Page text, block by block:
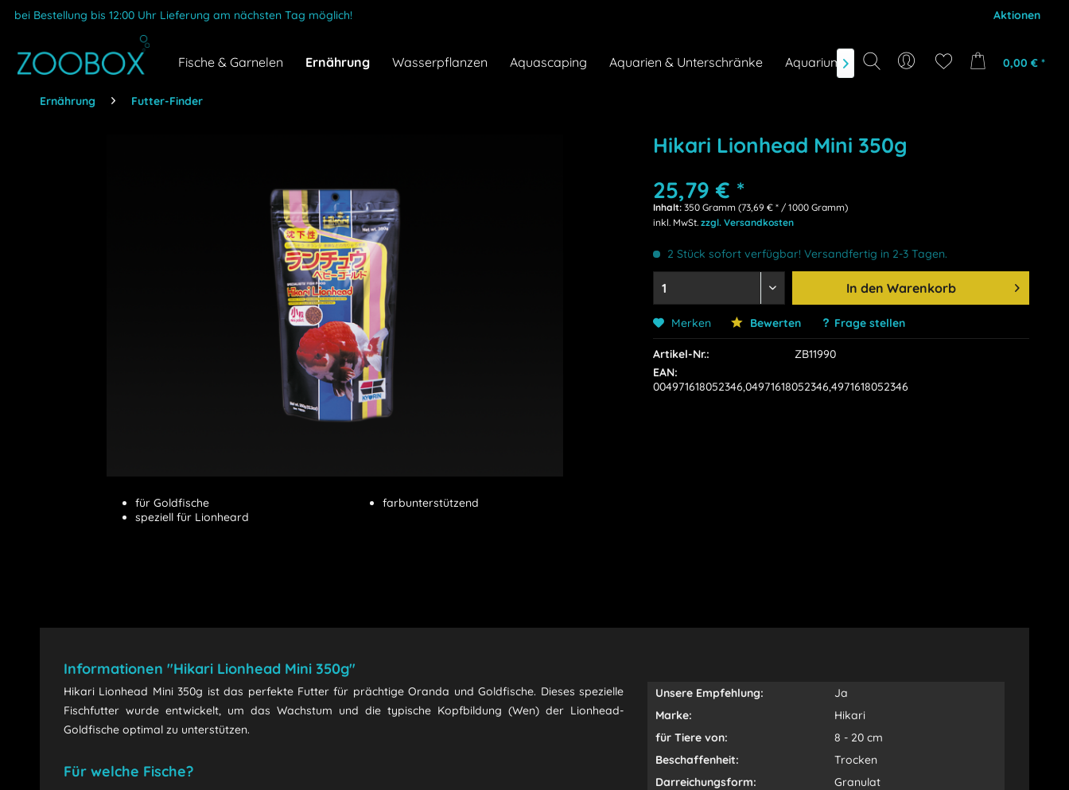
bei Bestellung bis 12:00 Uhr Lieferung am nächsten Tag möglich! Aktionen
0,00 € *
Fische & Garnelen Ernährung Wasserpflanzen Aquascaping Aquarien & Unterschränke Aquarium-Zubehör Gutscheine Marken

Ernährung Futter-Finder
für Goldfische
farbunterstützend
speziell für Lionheard
Hikari Lionhead Mini 350g
25,79 € *
Inhalt:350 Gramm (73,69 € * / 1000 Gramm)
inkl. MwSt.zzgl. Versandkosten
2 Stück sofort verfügbar! Versandfertig in 2-3 Tagen.
In den Warenkorb
Merken Bewerten Frage stellen
Artikel-Nr.:
ZB11990
EAN:
004971618052346,04971618052346,4971618052346
Informationen "Hikari Lionhead Mini 350g"
Unsere Empfehlung:
Ja
Marke:
Hikari
für Tiere von:
8 - 20 cm
Beschaffenheit:
Trocken
Darreichungsform:
Granulat
Hikari Lionhead Mini 350g ist das perfekte Futter für prächtige Oranda und Goldfische. Dieses spezielle
Fischfutter wurde entwickelt, um das Wachstum und die typische Kopfbildung (Wen) der Lionhead-
Goldfische optimal zu unterstützen.
Für welche Fische?